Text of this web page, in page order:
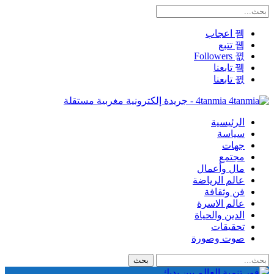
اعجاب
تتبع
تابعنا
تابعنا
4tanmia - جريدة إلكترونية مغربية مستقلة
الرئيسية
سياسة
جهات
مجتمع
مال وأعمال
عالم الرياضة
فن وثقافة
عالم الاسرة
الدين والحياة
تحقيقات
صوت وصورة